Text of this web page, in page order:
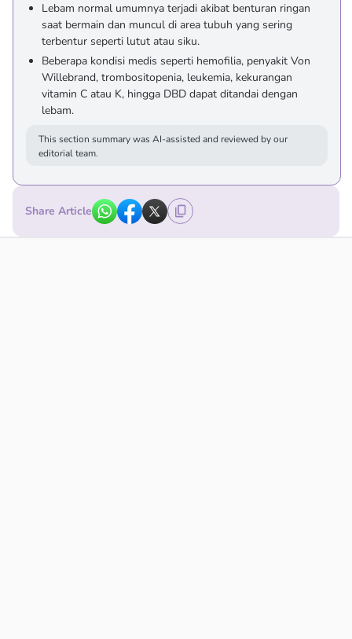
Lebam normal umumnya terjadi akibat benturan ringan
saat bermain dan muncul di area tubuh yang sering
terbentur seperti lutut atau siku.
Beberapa kondisi medis seperti hemofilia, penyakit Von
Willebrand, trombositopenia, leukemia, kekurangan
vitamin C atau K, hingga DBD dapat ditandai dengan
lebam.
This section summary was AI-assisted and reviewed by our
editorial team.
Share Article